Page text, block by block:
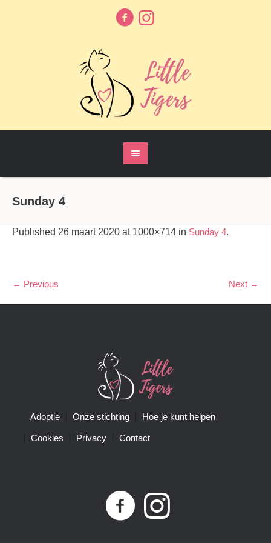
Sunday 4
Published 26 maart 2020 at 1000×714 in Sunday 4.
← Previous Next →
Adoptie Onze stichting Hoe je kunt helpen
Cookies Privacy Contact